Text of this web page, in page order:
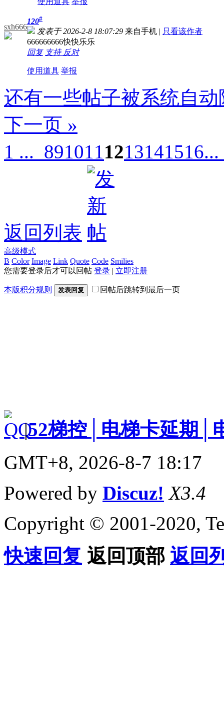
sxh666
120#
发表于 2026-2-8 18:07:29 来自手机 | 只看该作者
666666666快快乐乐
回复 支持 反对
使用道具 举报
还有一些帖子被系统自
下一页 »
1 ... 8910111213141516...
返回列表
高级模式
B Color Image Link Quote Code Smilies
您需要登录后才可以回帖 登录 | 立即注册
本版积分规则 发表回复 回帖后跳转到最后一页
|52梯控│电梯卡延期│
GMT+8, 2026-8-7 18:17
Powered by Discuz! X3.4
Copyright © 2001-2020,
快速回复 返回顶部 返回